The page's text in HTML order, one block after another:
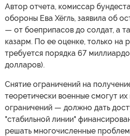
Автор отчета, комиссар
обороны Ева Хёгль, заявила об
— от боеприпасов до солдат, а
казарм. По ее оценке, только на
требуется порядка 67
долларов).
Снятие ограничений на
теоретически военные смогут их
ограничений — должно дать
"стабильной линии"
решать многочисленные